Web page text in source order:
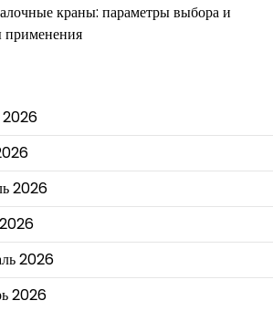
краны: параметры выбора и
применения
2026
2026
2026